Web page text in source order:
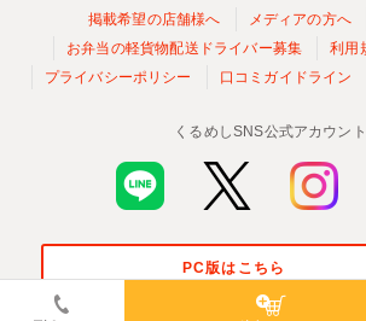
掲載希望の店舗様へ メディアの方へ
お弁当の軽貨物配送ドライバー募集
利用
プライバシーポリシー
口コミガイドライン
くるめしSNS公式アカウント
PC版はこちら